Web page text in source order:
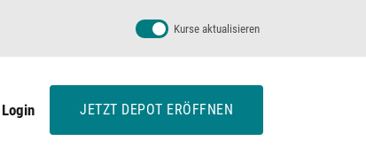
Kurse aktualisieren
Login JETZT DEPOT ERÖFFNEN